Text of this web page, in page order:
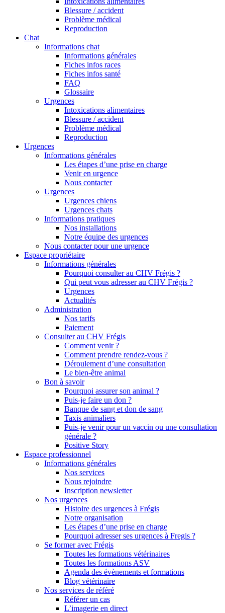
Blessure / accident
Problème médical
Reproduction
Chat
Informations chat
Informations générales
Fiches infos races
Fiches infos santé
FAQ
Glossaire
Urgences
Intoxications alimentaires
Blessure / accident
Problème médical
Reproduction
Urgences
Informations générales
Les étapes d’une prise en charge
Venir en urgence
Nous contacter
Urgences
Urgences chiens
Urgences chats
Informations pratiques
Nos installations
Notre équipe des urgences
Nous contacter pour une urgence
Espace propriétaire
Informations générales
Pourquoi consulter au CHV Frégis ?
Qui peut vous adresser au CHV Frégis ?
Urgences
Actualités
Administration
Nos tarifs
Paiement
Consulter au CHV Frégis
Comment venir ?
Comment prendre rendez-vous ?
Déroulement d’une consultation
Le bien-être animal
Bon à savoir
Pourquoi assurer son animal ?
Puis-je faire un don ?
Banque de sang et don de sang
Taxis animaliers
Puis-je venir pour un vaccin ou une consultation
générale ?
Positive Story
Espace professionnel
Informations générales
Nos services
Nous rejoindre
Inscription newsletter
Nos urgences
Histoire des urgences à Frégis
Notre organisation
Les étapes d’une prise en charge
Pourquoi adresser ses urgences à Fregis ?
Se former avec Frégis
Toutes les formations vétérinaires
Toutes les formations ASV
Agenda des évènements et formations
Blog vétérinaire
Nos services de référé
Référer un cas
L’imagerie en direct